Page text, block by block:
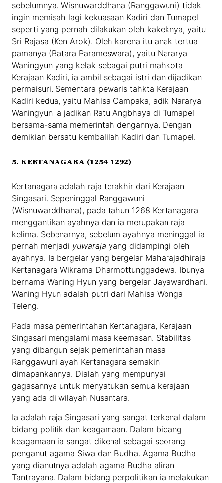
sebelumnya. Wisnuwarddhana (Ranggawuni) tidak
ingin memisah lagi kekuasaan Kadiri dan Tumapel
seperti yang pernah dilakukan oleh kakeknya, yaitu
Sri Rajasa (Ken Arok). Oleh karena itu anak tertua
pamanya (Batara Parameswara), yaitu Nararya
Waningyun yang kelak sebagai putri mahkota
Kerajaan Kadiri, ia ambil sebagai istri dan dijadikan
permaisuri. Sementara pewaris tahkta Kerajaan
Kadiri kedua, yaitu Mahisa Campaka, adik Nararya
Waningyun ia jadikan Ratu Angbhaya di Tumapel
bersama-sama memerintah dengannya. Dengan
demikian bersatu kembalilah Kadiri dan Tumapel.
5. KERTANAGARA (1254-1292)
Kertanagara adalah raja terakhir dari Kerajaan
Singasari. Sepeninggal Ranggawuni
(Wisnuwarddhana), pada tahun 1268 Kertanagara
menggantikan ayahnya dan ia merupakan raja
kelima. Sebenarnya, sebelum ayahnya meninggal ia
pernah menjadi yuwarajayang didampingi oleh
ayahnya. Ia bergelar yang bergelar Maharajadhiraja
Kertanagara Wikrama Dharmottunggadewa. Ibunya
bernama Waning Hyun yang bergelar Jayawardhani.
Waning Hyun adalah putri dari Mahisa Wonga
Teleng.
Pada masa pemerintahan Kertanagara, Kerajaan
Singasari mengalami masa keemasan. Stabilitas
yang dibangun sejak pemerintahan masa
Ranggawuni ayah Kertanagara semakin
dimapankannya. Dialah yang mempunyai
gagasannya untuk menyatukan semua kerajaan
yang ada di wilayah Nusantara.
Ia adalah raja Singasari yang sangat terkenal dalam
bidang politik dan keagamaan. Dalam bidang
keagamaan ia sangat dikenal sebagai seorang
penganut agama Siwa dan Budha. Agama Budha
yang dianutnya adalah agama Budha aliran
Tantrayana. Dalam bidang perpolitikan ia melakukan